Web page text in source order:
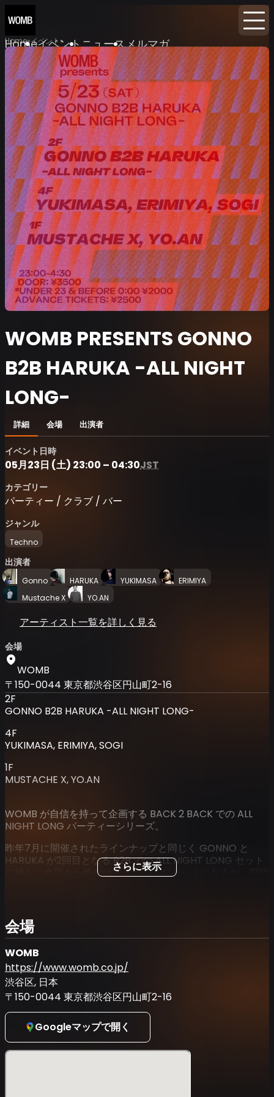
Homeイベントニュースメルマガ
Home イベント
WOMB PRESENTS GONNO
B2B HARUKA -ALL NIGHT
LONG-
詳細 会場 出演者
イベント日時
05月23日 (土) 23:00 – 04:30JST
カテゴリー
パーティー / クラブ / バー
ジャンル
Techno
出演者
Gonno HARUKA YUKIMASA
ERIMIYA
Mustache X
YO.AN
アーティスト一覧を詳しく見る
会場
WOMB
〒150-0044 東京都渋谷区円山町2-16
2F
GONNO B2B HARUKA -ALL NIGHT LONG-
4F
YUKIMASA, ERIMIYA, SOGI
1F
MUSTACHE X, YO.AN
WOMB が自信を持って企画する BACK 2 BACK での ALL
NIGHT LONG パーティーシリーズ。
昨年7月に開催されたラインナップと同じく GONNO と
HARUKA が2回目となる B2B での ALL NIGHT LONG セット
に挑む。今回も一晩かけてどのようなセットになるか、期待
YUKIMASA のクリエーションで、ERIMIA と SOGI が出演。
1Fは誕生日を迎える MUSTACHE X が YO.AN との2人会とな
さらに表示
会場
WOMB
https://www.womb.co.jp/
渋谷区, 日本
〒150-0044 東京都渋谷区円山町2-16
Googleマップで開く